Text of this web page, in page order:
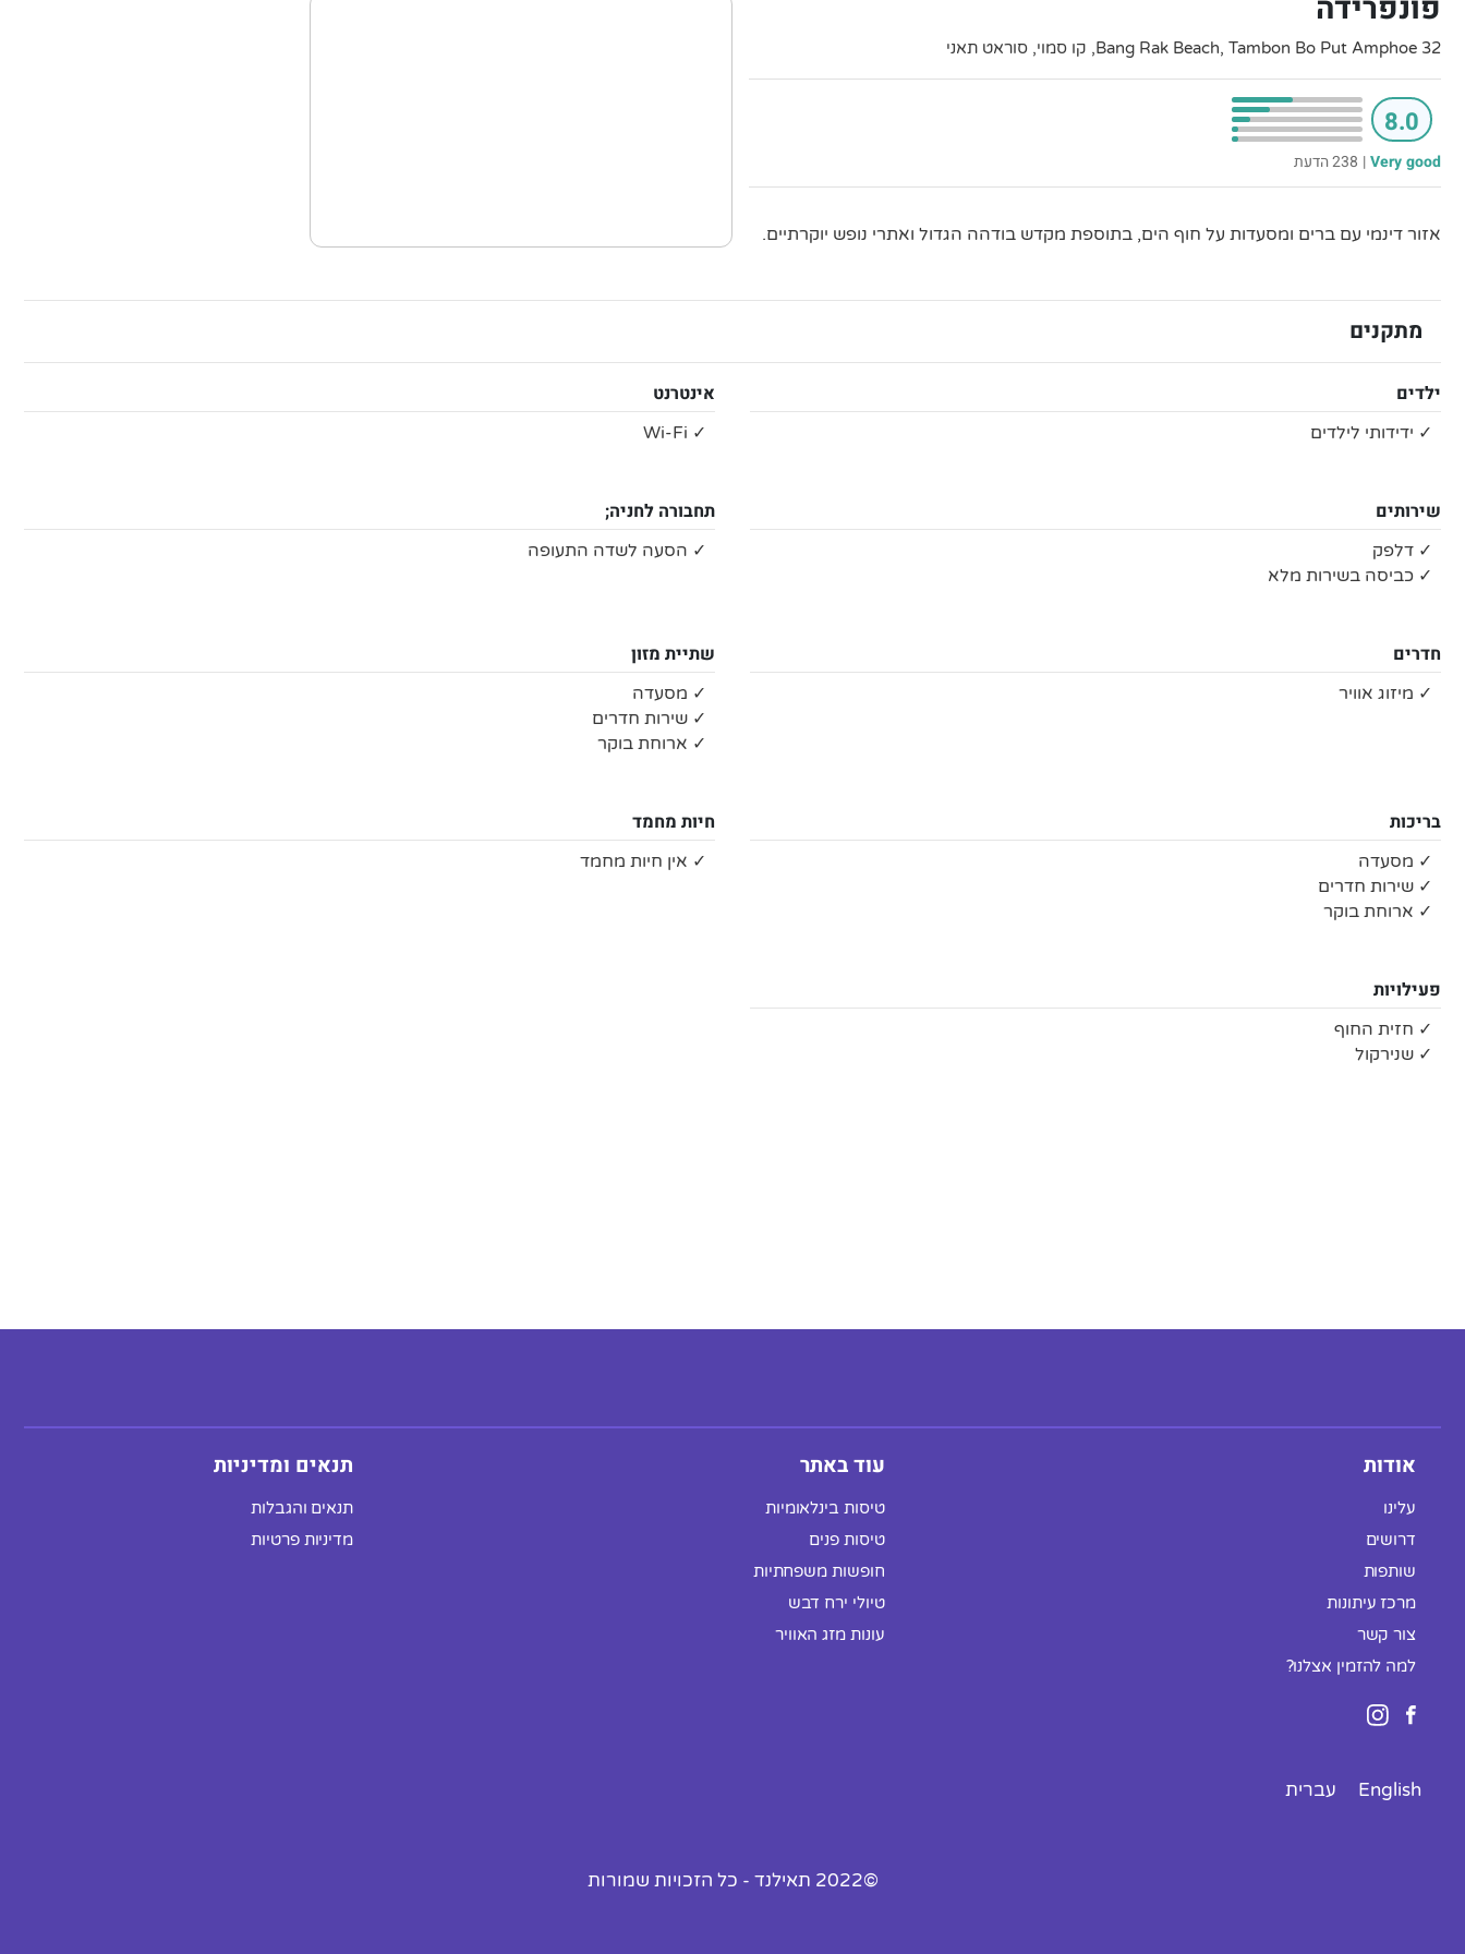
פונפרידה
32 Bang Rak Beach, Tambon Bo Put Amphoe, קו סמוי, סוראט תאני
8.0
Very good
| 238 הדעת
אזור דינמי עם ברים ומסעדות על חוף הים, בתוספת מקדש בודהה הגדול ואתרי נופש יוקרתיים.
מתקנים
ילדים
✓ ידידותי לילדים
אינטרנט
✓ Wi-Fi
שירותים
✓ דלפק
✓ כביסה בשירות מלא
תחבורה לחניה;
✓ הסעה לשדה התעופה
חדרים
✓ מיזוג אוויר
שתיית מזון
✓ מסעדה
✓ שירות חדרים
✓ ארוחת בוקר
בריכות
✓ מסעדה
✓ שירות חדרים
✓ ארוחת בוקר
חיות מחמד
✓ אין חיות מחמד
פעילויות
✓ חזית החוף
✓ שנירקול
אודות
עלינו
דרושים
שותפות
מרכז עיתונות
צור קשר
למה להזמין אצלנו?
עוד באתר
טיסות בינלאומיות
טיסות פנים
חופשות משפחתיות
טיולי ירח דבש
עונות מזג האוויר
תנאים ומדיניות
תנאים והגבלות
מדיניות פרטיות
English עברית
©2022 תאילנד - כל הזכויות שמורות